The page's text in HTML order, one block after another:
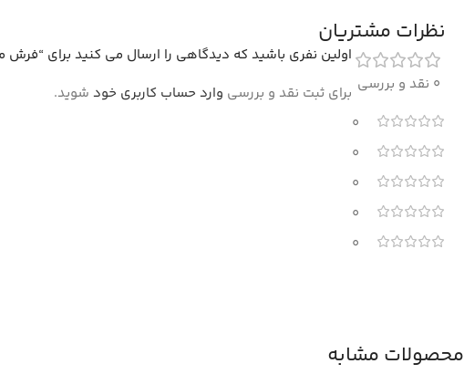
نظرات مشتریان
0 نقد و بررسی
0
0
0
0
0
اولین نفری باشید که دیدگاهی را ارسال می کنید برای “فرش ماشینی طرح
برای ثبت نقد و بررسی وارد حساب کاربری خود شوید.
محصولات مشابه